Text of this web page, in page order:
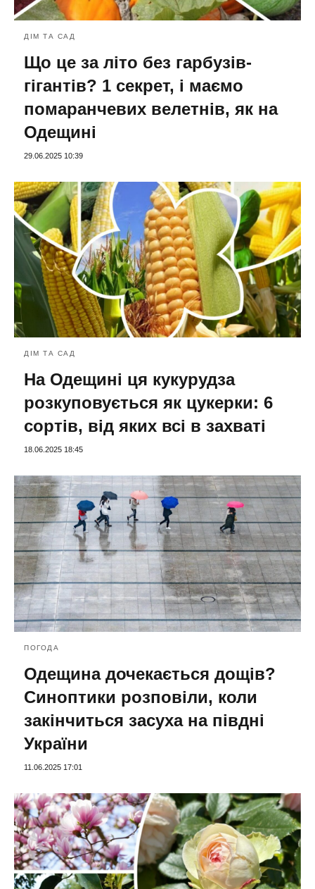
ДІМ ТА САД
Що це за літо без гарбузів-
гігантів? 1 секрет, і маємо
помаранчевих велетнів, як на
Одещині
29.06.2025 10:39
ДІМ ТА САД
На Одещині ця кукурудза
розкуповується як цукерки: 6
сортів, від яких всі в захваті
18.06.2025 18:45
ПОГОДА
Одещина дочекається дощів?
Синоптики розповіли, коли
закінчиться засуха на півдні
України
11.06.2025 17:01